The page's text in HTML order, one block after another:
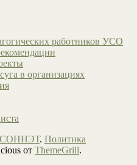
работников УСО
в организациях
СОННЭТ. Политика
от ThemeGrill.